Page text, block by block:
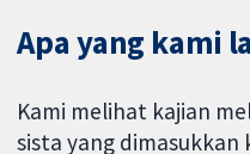
Apa yang kami
Kami melihat kajian
sista yang